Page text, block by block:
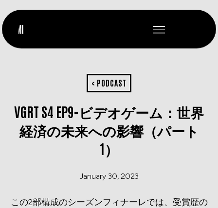
< PODCAST
VGRT S4 EP9-ビデオゲーム：世界
経済の未来への影響（パート
1）
January 30, 2023
この2部構成のシーズンフィナーレでは、受賞歴の